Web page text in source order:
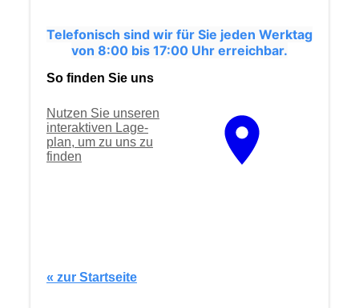
Telefonisch sind wir für Sie jeden Werktag
von 8:00 bis 17:00 Uhr erreichbar.
So finden Sie uns
Nutzen Sie unseren
interaktiven La­ge­
plan, um zu uns zu
finden
« zur Startseite